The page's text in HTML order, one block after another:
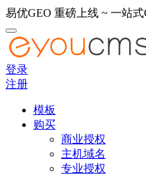
易优GEO 重磅上线 ~ 一站
登录
注册
模板
购买
商业授权
主机域名
专业授权